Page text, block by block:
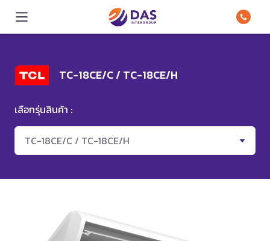
TC-18CE/C / TC-18CE/H
เลือกรุ่นสินค้า :
TC-18CE/C / TC-18CE/H